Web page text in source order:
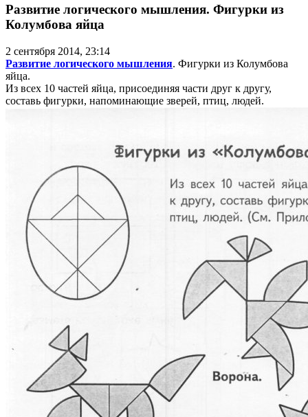
Развитие логического мышления. Фигурки из
Колумбова яйца
2 сентября 2014, 23:14
Развитие логического мышления. Фигурки из Колумбова
яйца.
Из всех 10 частей яйца, присоединяя части друг к другу,
составь фигурки, напоминающие зверей, птиц, людей.